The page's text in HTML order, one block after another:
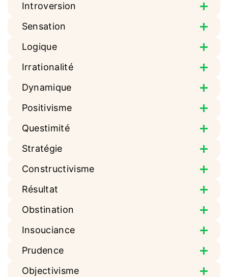
Introversion
Sensation
Logique
Irrationalité
Dynamique
Positivisme
Questimité
Stratégie
Constructivisme
Résultat
Obstination
Insouciance
Prudence
Objectivisme